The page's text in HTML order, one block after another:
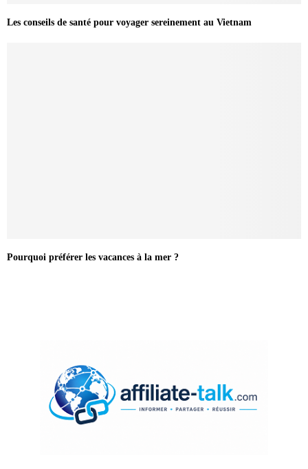
Les conseils de santé pour voyager sereinement au Vietnam
Pourquoi préférer les vacances à la mer ?